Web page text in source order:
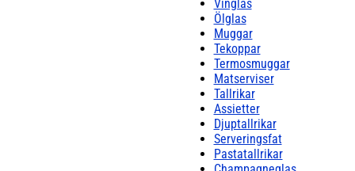
Vinglas
Ölglas
Muggar
Tekoppar
Termosmuggar
Matserviser
Tallrikar
Assietter
Djuptallrikar
Serveringsfat
Pastatallrikar